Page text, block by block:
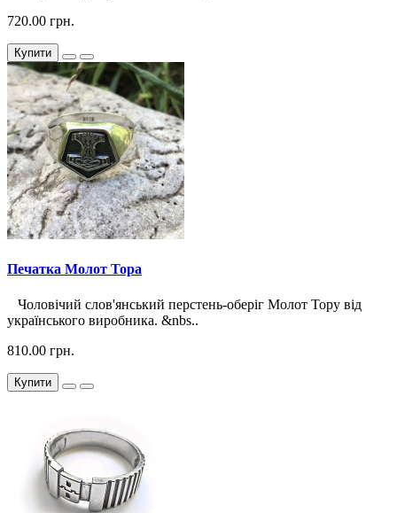
720.00 грн.
Купити
Печатка Молот Тора
Чоловічий слов'янський перстень-оберіг Молот Тору від
українського виробника. &nbs..
810.00 грн.
Купити